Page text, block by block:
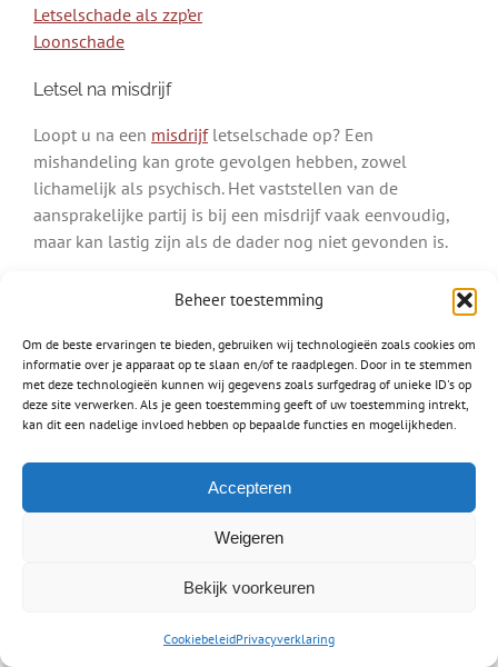
Beheer toestemming
Om de beste ervaringen te bieden, gebruiken wij technologieën zoals cookies om
informatie over je apparaat op te slaan en/of te raadplegen. Door in te stemmen
met deze technologieën kunnen wij gegevens zoals surfgedrag of unieke ID's op
deze site verwerken. Als je geen toestemming geeft of uw toestemming intrekt,
kan dit een nadelige invloed hebben op bepaalde functies en mogelijkheden.
Accepteren
Weigeren
Bekijk voorkeuren
CookiebeleidPrivacyverklaring
Letselschade als zzp’er
Loonschade
Letsel na misdrijf
Loopt u na een misdrijfletselschade op? Een
mishandeling kan grote gevolgen hebben, zowel
lichamelijk als psychisch. Het vaststellen van de
aansprakelijke partij is bij een misdrijf vaak eenvoudig,
maar kan lastig zijn als de dader nog niet gevonden is.
Ook letsel door een hondenbeetvalt onder een misdrijf.
Bent u gebeten door een hond, dan is de eigenaar van
deze hond aansprakelijk.
Lees meer over:
Letsel na een hondenbeet
Letselschade medische fout
Waar mensen werken worden fouten gemaakt, zo ook
verschilt van het stellen van een verkeerde diagnose en
amputeren van een verkeerd lichaamsdeel. Het is heel